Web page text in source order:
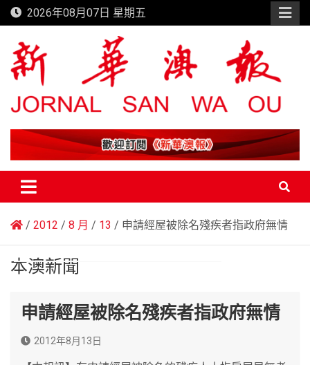
Skip
to
content
2026年08月07日 星期五
新華澳報
2012 8 月 13 申請經屋被除名殘疾者指政府無情
本澳新聞
申請經屋被除名殘疾者指政府無情
2012年8月13日